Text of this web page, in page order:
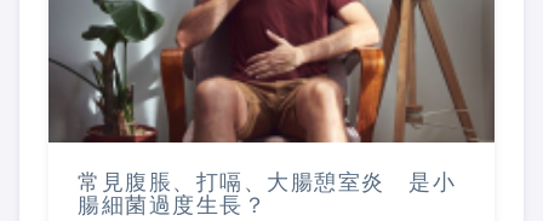
常見腹脹、打嗝、大腸憩室炎 是小
腸細菌過度生長？